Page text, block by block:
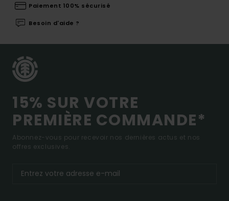
Paiement 100% sécurisé
Besoin d'aide ?
15% SUR VOTRE
PREMIÈRE COMMANDE*
Abonnez-vous pour recevoir nos dernières actus et nos
offres exclusives.